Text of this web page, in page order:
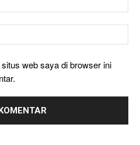
web saya di browser ini